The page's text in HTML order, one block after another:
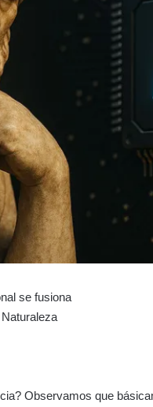
se fusiona
Observamos que